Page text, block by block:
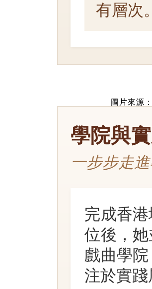
有層次。
圖片來源
學院與
一步步走
完成香
位後，
戲曲學
注於實踐